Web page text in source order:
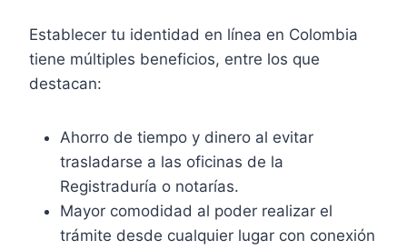
Establecer tu identidad en línea en Colombia
tiene múltiples beneficios, entre los que
destacan:
Ahorro de tiempo y dinero al evitar
trasladarse a las oficinas de la
Registraduría o notarías.
Mayor comodidad al poder realizar el
trámite desde cualquier lugar con conexión